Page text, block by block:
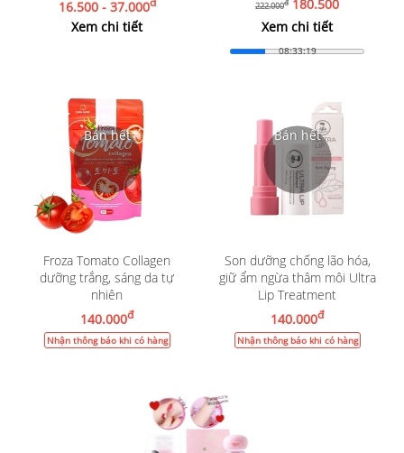
16.500 - 37.000
Xem chi tiết
222.000đ 180.500
Xem chi tiết
08:33:17
Froza Tomato Collagen
dưỡng trắng, sáng da tự
nhiên
140.000đ
Nhận thông báo khi có hàng
Son dưỡng chống lão hóa,
giữ ẩm ngừa thâm môi Ultra
Lip Treatment
140.000đ
Nhận thông báo khi có hàng